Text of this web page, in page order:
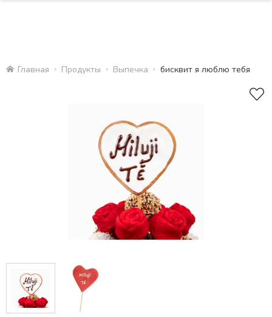
Главная Продукты Bыпечка бисквит я люблю тебя